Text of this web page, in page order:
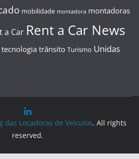
mobilidade montadora montadoras
a Car Rent a Car News
tecnologia trânsito Turismo Unidas
das Locadoras de Veículos. All rights
reserved.